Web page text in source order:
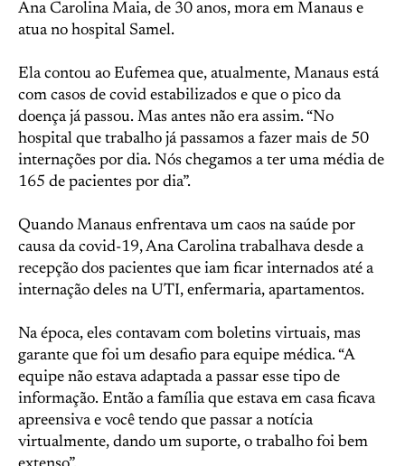
Ana Carolina Maia, de 30 anos, mora em Manaus e
atua no hospital Samel.
Ela contou ao Eufemea que, atualmente, Manaus está
com casos de covid estabilizados e que o pico da
doença já passou. Mas antes não era assim. “No
hospital que trabalho já passamos a fazer mais de 50
internações por dia. Nós chegamos a ter uma média de
165 de pacientes por dia”.
Quando Manaus enfrentava um caos na saúde por
causa da covid-19, Ana Carolina trabalhava desde a
recepção dos pacientes que iam ficar internados até a
internação deles na UTI, enfermaria, apartamentos.
Na época, eles contavam com boletins virtuais, mas
garante que foi um desafio para equipe médica. “A
equipe não estava adaptada a passar esse tipo de
informação. Então a família que estava em casa ficava
apreensiva e você tendo que passar a notícia
virtualmente, dando um suporte, o trabalho foi bem